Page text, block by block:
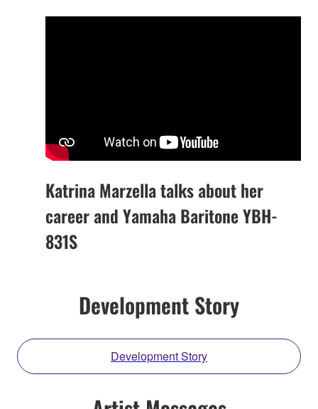
Katrina Marzella talks about her
career and Yamaha Baritone YBH-
831S
Development Story
Development Story